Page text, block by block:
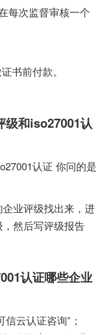
每次监督审核一个
书前付款。
级和iso27001认
认证 你问的是
业评级找出来，进
然后写评级报告
认证哪些企业
云认证咨询”；